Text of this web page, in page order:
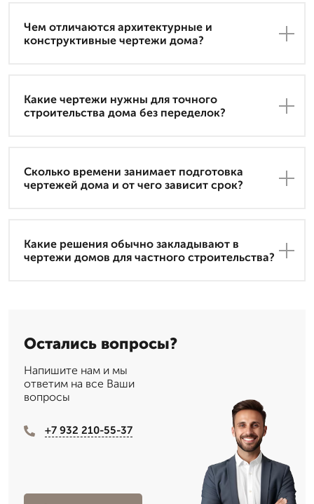
Чем отличаются архитектурные и
конструктивные чертежи дома?
Какие чертежи нужны для точного
строительства дома без переделок?
Сколько времени занимает подготовка
чертежей дома и от чего зависит срок?
Какие решения обычно закладывают в
чертежи домов для частного строительства?
Остались вопросы?
Напишите нам и мы
ответим на все Ваши
вопросы
+7 932 210-55-37